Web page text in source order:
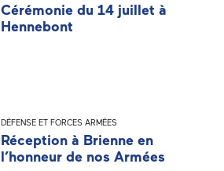
Cérémonie du 14 juillet à
Hennebont
DÉFENSE ET FORCES ARMÉES
Réception à Brienne en
l’honneur de nos Armées